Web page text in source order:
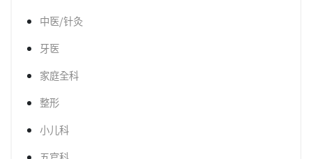
中医/针灸
牙医
家庭全科
整形
小儿科